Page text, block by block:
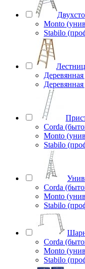
Monto
Stabilo
Corda
Monto
Stabilo
Corda
Monto
Stabilo
Corda
Monto
Stabilo